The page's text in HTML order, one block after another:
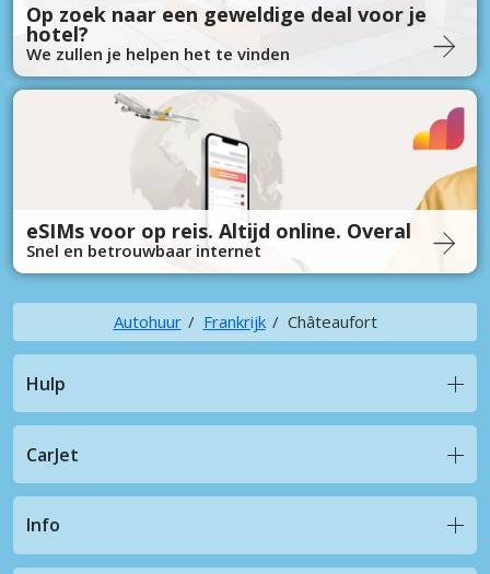
Op zoek naar een geweldige deal voor je
hotel?
We zullen je helpen het te vinden
eSIMs voor op reis. Altijd online. Overal
Snel en betrouwbaar internet
Autohuur Frankrijk Châteaufort
Hulp
CarJet
Info